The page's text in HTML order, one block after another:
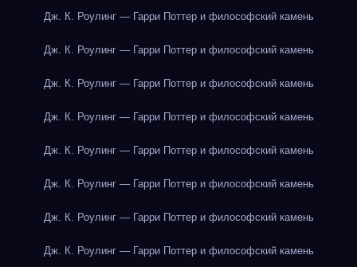
Дж. К. Роулинг — Гарри Поттер и философский камень
Дж. К. Роулинг — Гарри Поттер и философский камень
Дж. К. Роулинг — Гарри Поттер и философский камень
Дж. К. Роулинг — Гарри Поттер и философский камень
Дж. К. Роулинг — Гарри Поттер и философский камень
Дж. К. Роулинг — Гарри Поттер и философский камень
Дж. К. Роулинг — Гарри Поттер и философский камень
Дж. К. Роулинг — Гарри Поттер и философский камень